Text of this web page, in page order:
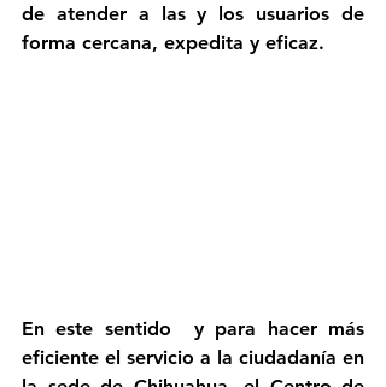
de atender a las y los usuarios de
forma cercana, expedita y eficaz.
En este sentido  y para hacer más
eficiente el servicio a la ciudadanía en